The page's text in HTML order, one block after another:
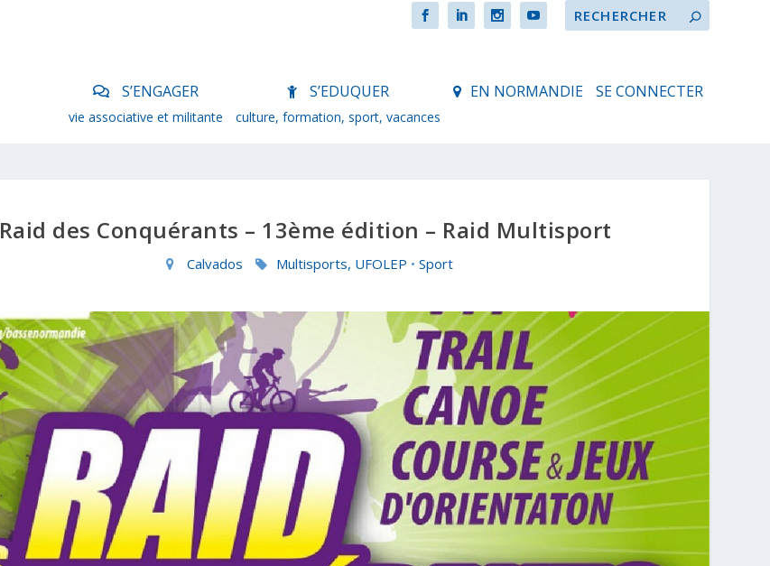
S’ENGAGER
vie associative et militante
S’EDUQUER
culture, formation, sport, vacances
EN NORMANDIE SE CONNECTER
Raid des Conquérants – 13ème édition – Raid Multisport
Calvados Multisports, UFOLEP •Sport